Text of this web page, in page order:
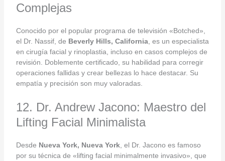
Complejas
Conocido por el popular programa de televisión «Botched»,
el Dr. Nassif, de Beverly Hills, California, es un especialista
en cirugía facial y rinoplastia, incluso en casos complejos de
revisión. Doblemente certificado, su habilidad para corregir
operaciones fallidas y crear bellezas lo hace destacar. Su
empatía y precisión son muy valoradas.
12. Dr. Andrew Jacono: Maestro del
Lifting Facial Minimalista
Desde Nueva York, Nueva York, el Dr. Jacono es famoso
por su técnica de «lifting facial minimalmente invasivo», que